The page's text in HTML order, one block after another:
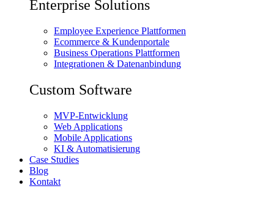
Enterprise Solutions
Employee Experience Plattformen
Ecommerce & Kundenportale
Business Operations Plattformen
Integrationen & Datenanbindung
Custom Software
MVP-Entwicklung
Web Applications
Mobile Applications
KI & Automatisierung
Case Studies
Blog
Kontakt